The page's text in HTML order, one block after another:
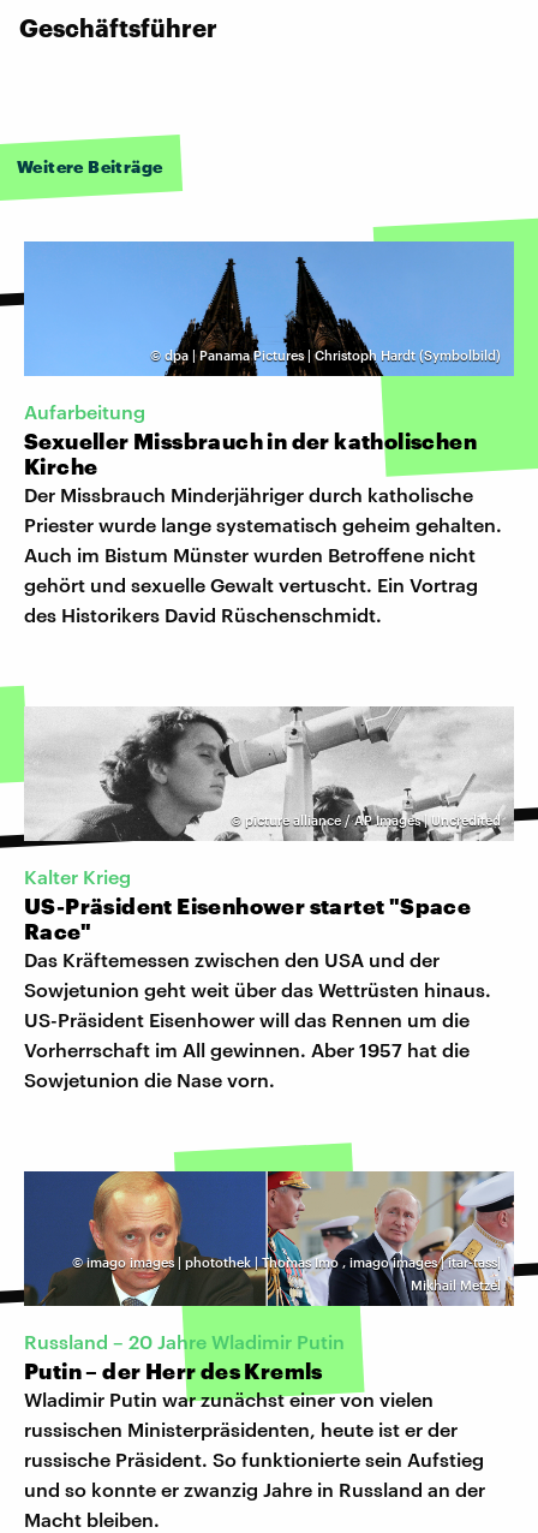
Geschäftsführer
Weitere Beiträge
© dpa | Panama Pictures | Christoph Hardt (Symbolbild)
Aufarbeitung
Sexueller Missbrauch in der katholischen
Kirche
Der Missbrauch Minderjähriger durch katholische
Priester wurde lange systematisch geheim gehalten.
Auch im Bistum Münster wurden Betroffene nicht
gehört und sexuelle Gewalt vertuscht. Ein Vortrag
des Historikers David Rüschenschmidt.
© picture alliance / AP Images | Uncredited
Kalter Krieg
US-Präsident Eisenhower startet "Space
Race"
Das Kräftemessen zwischen den USA und der
Sowjetunion geht weit über das Wettrüsten hinaus.
US-Präsident Eisenhower will das Rennen um die
Vorherrschaft im All gewinnen. Aber 1957 hat die
Sowjetunion die Nase vorn.
©imago images | photothek | Thomas Imo , imago images | itar-tass|
Mikhail Metzel
Russland – 20 Jahre Wladimir Putin
Putin – der Herr des Kremls
Wladimir Putin war zunächst einer von vielen
russischen Ministerpräsidenten, heute ist er der
russische Präsident. So funktionierte sein Aufstieg
und so konnte er zwanzig Jahre in Russland an der
Macht bleiben.